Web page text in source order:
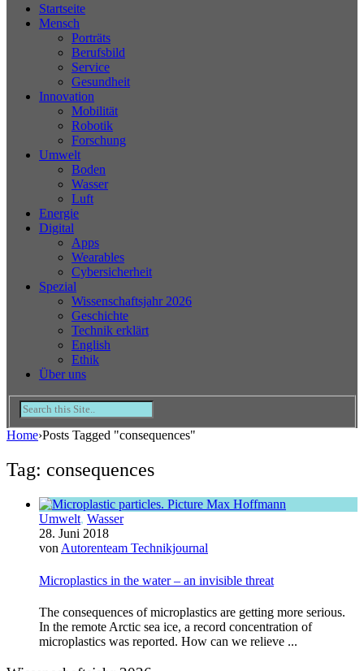
Startseite
Mensch
Porträts
Berufsbild
Service
Gesundheit
Innovation
Mobilität
Robotik
Forschung
Umwelt
Boden
Wasser
Luft
Energie
Digital
Apps
Wearables
Cybersicherheit
Spezial
Wissenschaftsjahr 2026
Geschichte
Technik erklärt
English
Ethik
Über uns
Home›Posts Tagged "consequences"
Tag: consequences
Umwelt, Wasser
28. Juni 2018
von Autorenteam Technikjournal
Microplastics in the water – an invisible threat
The consequences of microplastics are getting more serious.
In the remote Arctic sea ice, a record concentration of
microplastics was reported. How can we relieve ...